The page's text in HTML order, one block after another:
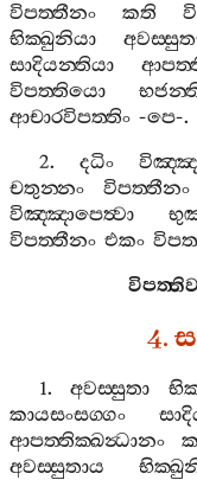
විපත‍්තීනං
කති
භික‍්ඛුනියා
සාදියන‍්තියා
විපත‍්තියො
ආචාරවිපත‍්තිං -පෙ-.
2. දධිං
චතුන‍්නං
විපත‍්තීනං
විඤ‍්ඤාපෙත්‍වා
විපත‍්තීනං එකං
4.
1.අවස‍්සුතා
කායසංසග‍්ගං
ආපත‍්තික‍්ඛන්‍ධානං
අවස‍්සුතාය